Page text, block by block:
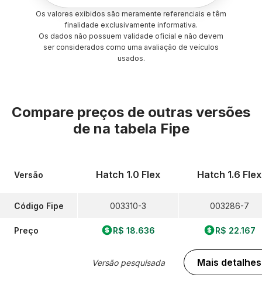
Os valores exibidos são meramente referenciais e têm
finalidade exclusivamente informativa.
Os dados não possuem validade oficial e não devem
ser considerados como uma avaliação de veículos
usados.
Compare preços de outras versões
de na tabela Fipe
Versão
Código Fipe
Preço
Hatch 1.0 Flex
003310-3
R$ 18.636
Versão pesquisada
Hatch 1.6 Flex
003286-7
R$ 22.167
Mais detalhes